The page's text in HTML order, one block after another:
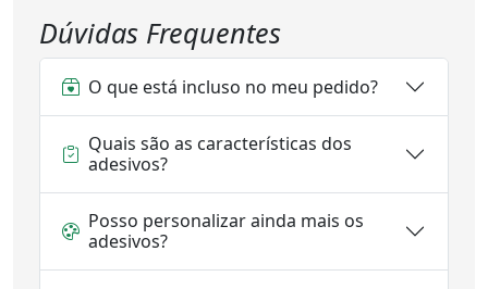
Dúvidas Frequentes
O que está incluso no meu pedido?
Quais são as características dos
adesivos?
Posso personalizar ainda mais os
adesivos?